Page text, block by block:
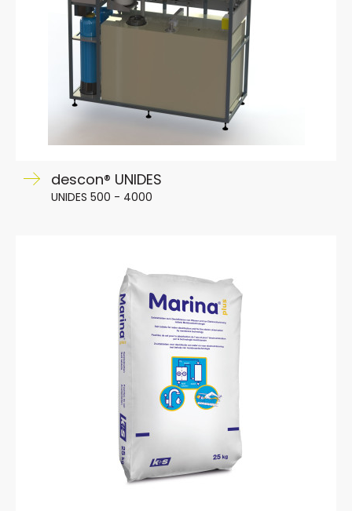
descon® UNIDES
UNIDES 500 - 4000